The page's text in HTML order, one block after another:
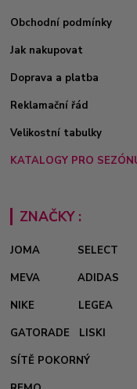
Obchodní podmínky
Jak nakupovat
Doprava a platba
Reklamační řád
Velikostní tabulky
KATALOGY PRO
ZNAČKY :
JOMA
SELECT
MEVA
ADIDAS
NIKE
LEGEA
GATORADE
LISKI
SÍTĚ POKORNÝ